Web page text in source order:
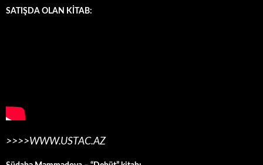
SATIŞDA OLAN KİTAB:
>>>>WWW.USTAC.AZ